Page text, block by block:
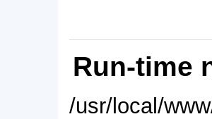
Run-time
/usr/local/